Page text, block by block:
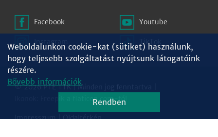
Facebook
Instagram
Youtube
TikTok
© 2026 PTE TTK | Minden jog fenntartva |
flaticon.com-tól
Impresszum|Oldaltérkép
Weboldalunkon cookie-kat (sütiket) használunk,
hogy teljesebb szolgáltatást nyújtsunk látogatóink
részére.
Bővebb információk
Rendben